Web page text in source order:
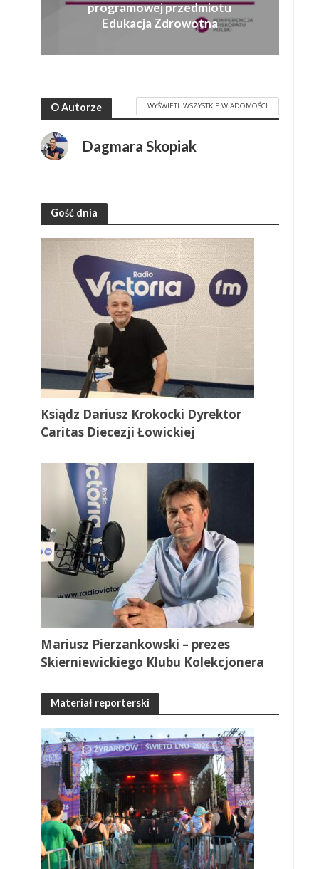
programowej przedmiotu
Edukacja Zdrowotna
O Autorze WYŚWIETL WSZYSTKIE WIADOMOŚCI
Dagmara Skopiak
Gość dnia
Ksiądz Dariusz Krokocki Dyrektor
Caritas Diecezji Łowickiej
Mariusz Pierzankowski – prezes
Skierniewickiego Klubu Kolekcjonera
Materiał reporterski